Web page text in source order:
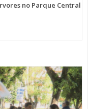
no Parque Central